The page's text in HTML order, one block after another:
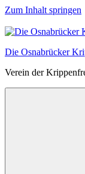
Zum Inhalt springen
Die Osnabrücker
Verein der